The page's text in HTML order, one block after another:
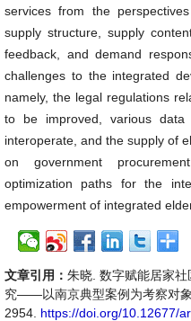
services from the
supply structure, supply
feedback, and demand
challenges to the integrated
namely, the legal regulations
to be improved, various
interoperate, and the supply of
on government
optimization paths for the
empowerment of integrated
文章引用： 朱晓. 数字赋能居家社
究——以南京典型案例为考察对
2954. https://doi.org/10.12677/